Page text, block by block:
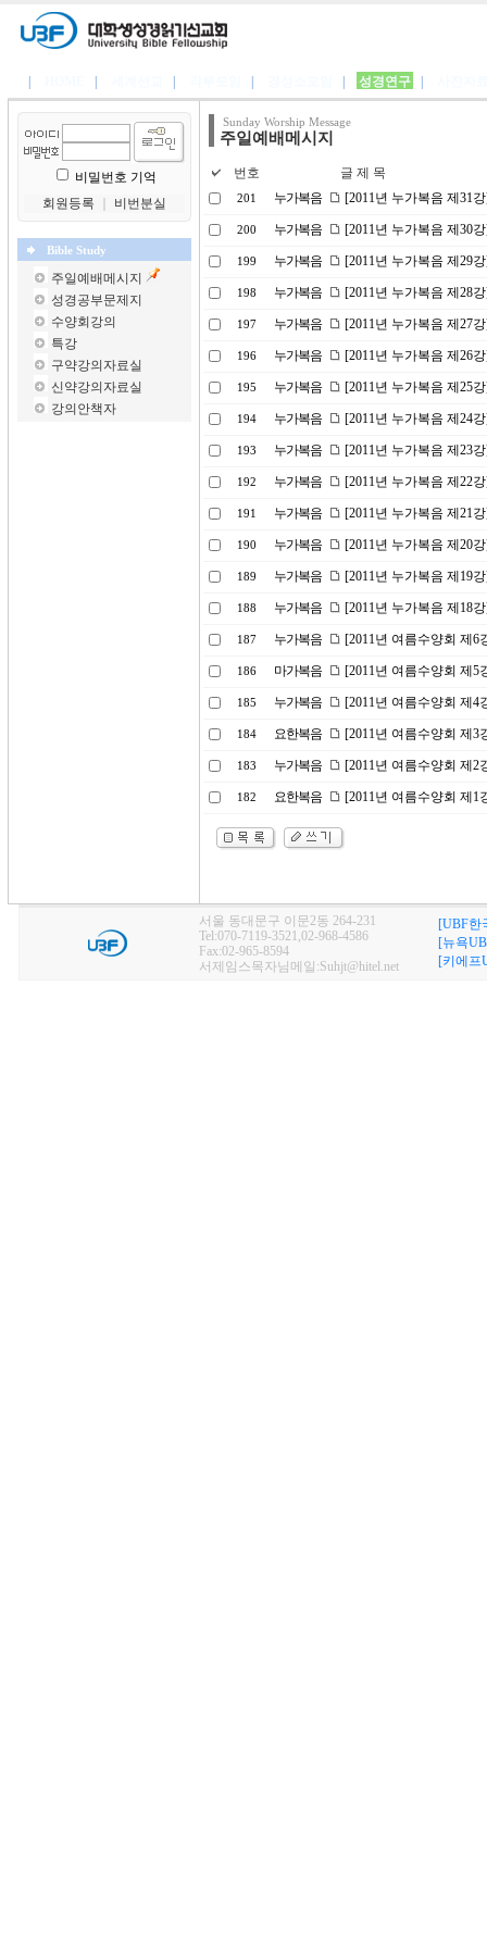
성경연구
비밀번호 기억
회원등록
비번분실
Bible Study
주일예배메시지
성경공부문제지
수양회강의
특강
구약강의자료실
신약강의자료실
강의안책자
Sunday Worship Message
주일예배메시지
번호 글 제 목
201 누가복음 [2011년 누가복음 제31
200 누가복음 [2011년 누가복음 제30
199 누가복음 [2011년 누가복음 제29
198 누가복음 [2011년 누가복음 제28
197 누가복음 [2011년 누가복음 제27
196 누가복음 [2011년 누가복음 제26
195 누가복음 [2011년 누가복음 제25
194 누가복음 [2011년 누가복음 제24
193 누가복음 [2011년 누가복음 제23
192 누가복음 [2011년 누가복음 제22
191 누가복음 [2011년 누가복음 제21
190 누가복음 [2011년 누가복음 제20
189 누가복음 [2011년 누가복음 제19
188 누가복음 [2011년 누가복음 제18
187 누가복음 [2011년 여름수양회 제
186 마가복음 [2011년 여름수양회 제
185 누가복음 [2011년 여름수양회 제
184 요한복음 [2011년 여름수양회 제
183 누가복음 [2011년 여름수양회 제
182 요한복음 [2011년 여름수양회 제
서울 동대문구 이문2동 264-231
Tel:070-7119-3521,02-968-4586
Fax:02-965-8594
서제임스목자님메일:Suhjt@hitel.net
[UBF한
[뉴욕
[키에프